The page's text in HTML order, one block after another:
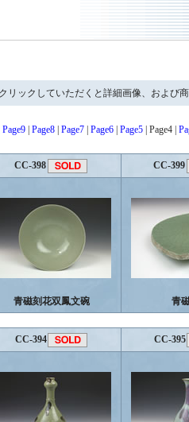
リックしていただくと詳細画像、および商
Page9 Page8 Page7 Page6 Page5 | Page4 |
CC-398 CC-399
青磁刻花双鳳文碗 青
CC-394 CC-395